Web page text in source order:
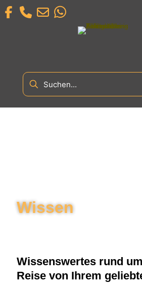
Wissen
Wissenswertes rund
Reise von Ihrem